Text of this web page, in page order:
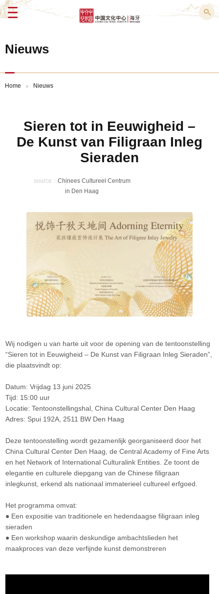
Menu
Nieuws
Home > Nieuws
Sieren tot in Eeuwigheid –
De Kunst van Filigraan Inleg
Sieraden
source： Chinees Cultureel Centrum
in Den Haag
Wij nodigen u van harte uit voor de opening van de tentoonstelling
“Sieren tot in Eeuwigheid – De Kunst van Filigraan Inleg Sieraden”,
die plaatsvindt op:
Datum: Vrijdag 13 juni 2025
Tijd: 15:00 uur
Locatie: Tentoonstellingshal, China Cultural Center Den Haag
Adres: Spui 192A, 2511 BW Den Haag
Deze tentoonstelling wordt gezamenlijk georganiseerd door het
China Cultural Center Den Haag, de Central Academy of Fine Arts
en het Network of International Culturalink Entities. Ze toont de
elegantie en culturele diepgang van de Chinese filigraan
inlegkunst, erkend als nationaal immaterieel cultureel erfgoed.
Het programma omvat:
● Een expositie van traditionele en hedendaagse filigraan inleg
sieraden
● Een workshop waarin deskundige ambachtslieden het
maakproces van deze verfijnde kunst demonstreren